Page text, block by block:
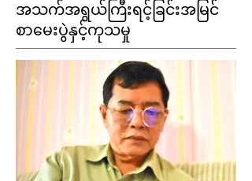
အသက်အရွယ်ကြီးရင့်ခြင်းအမြင်
စာမေးပွဲနှင့်ကုသမှု